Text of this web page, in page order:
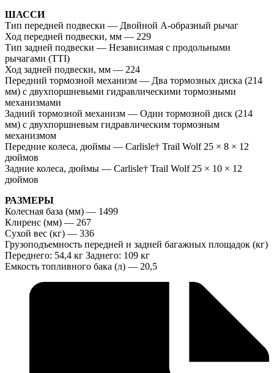
ШАССИ
Тип передней подвески — Двойной А-образный рычаг
Ход передней подвески, мм — 229
Тип задней подвески — Независимая с продольными
рычагами (TTI)
Ход задней подвески, мм — 224
Передний тормозной механизм — Два тормозных диска (214
мм) с двухпоршневыми гидравлическими тормозными
механизмами
Задний тормозной механизм — Один тормозной диск (214
мм) с двухпоршневым гидравлическим тормозным
механизмом
Передние колеса, дюймы — Carlisle† Trail Wolf 25 × 8 × 12
дюймов
Задние колеса, дюймы — Carlisle† Trail Wolf 25 × 10 × 12
дюймов
РАЗМЕРЫ
Колесная база (мм) — 1499
Клиренс (мм) — 267
Сухой вес (кг) — 336
Грузоподъемность передней и задней багажных площадок (кг)
Переднего: 54,4 кг Заднего: 109 кг
Емкость топливного бака (л) — 20,5